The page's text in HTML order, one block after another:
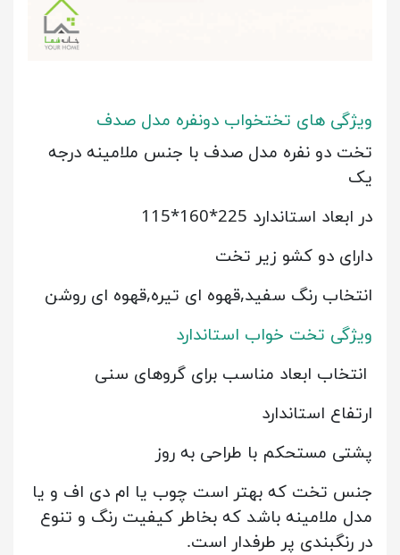
ویژگی های تختخواب دونفره مدل صدف
تخت دو نفره مدل صدف با جنس ملامینه درجه
یک
در ابعاد استاندارد 225*160*115
دارای دو کشو زیر تخت
انتخاب رنگ سفید,قهوه ای تیره,قهوه ای روشن
ویژگی تخت خواب استاندارد
انتخاب ابعاد مناسب برای گروهای سنی
ارتفاع استاندارد
پشتی مستحکم با طراحی به روز
جنس تخت که بهتر است چوب یا ام دی اف و یا
مدل ملامینه باشد که بخاطر کیفیت رنگ و تنوع
در رنگبندی پر طرفدار است.